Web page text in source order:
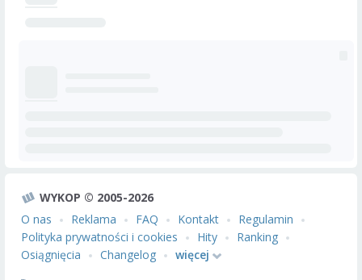
WYKOP © 2005-2026
O nas
Reklama FAQ Kontakt
Regulamin
Polityka prywatności i cookies
Hity
Ranking
Osiągnięcia
Changelog
więcej